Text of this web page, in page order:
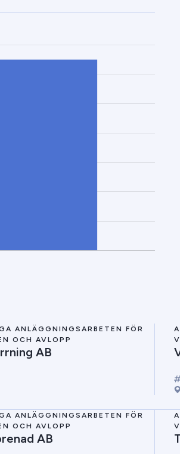
ANLÄGGNINGSARBETEN FÖR
OCH AVLOPP
AB
ANLÄGGNINGSARBETEN FÖR
OCH AVLOPP
AB